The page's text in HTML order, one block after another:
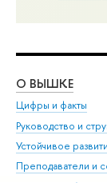
О ВЫШКЕ
Цифры и факты
Руководство и
Устойчивое
Преподаватели и